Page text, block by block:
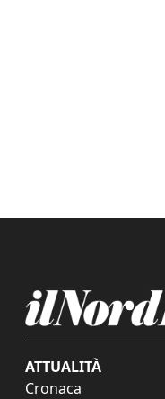
ATTUALITÀ
Cronaca